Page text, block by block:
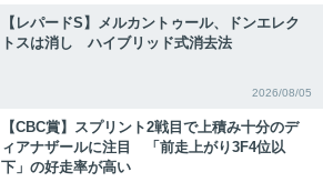
【レパードS】メルカントゥール、ドンエレク
トスは消し ハイブリッド式消去法
2026/08/05
【CBC賞】スプリント2戦目で上積み十分のデ
ィアナザールに注目 「前走上がり3F4位以
下」の好走率が高い